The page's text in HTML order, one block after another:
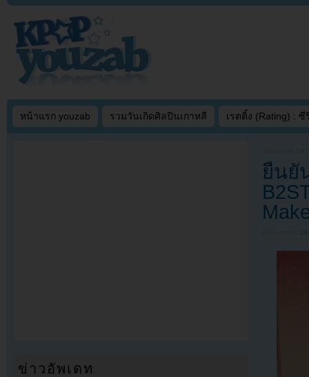
หน้าแรก youzab รวมวันเกิดศิลปินเกาหลี เรตติ้ง (Rating) : ซี
ยืนยั
ข่าวอัพเดท